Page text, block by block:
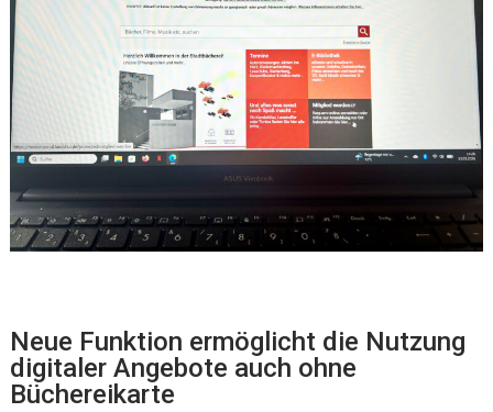
Neue Funktion ermöglicht die Nutzung
digitaler Angebote auch ohne
Büchereikarte